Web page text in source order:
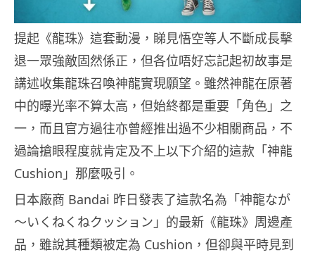
提起《龍珠》這套動漫，睇見悟空等人不斷成長擊
退一眾強敵固然係正，但各位唔好忘記起初故事是
講述收集龍珠召喚神龍實現願望。雖然神龍在原著
中的曝光率不算太高，但始終都是重要「角色」之
一，而且官方過往亦曾經推出過不少相關商品，不
過論搶眼程度就肯定及不上以下介紹的這款「神龍
Cushion」那麼吸引。
日本廠商 Bandai 昨日發表了這款名為「神龍なが
～いくねくねクッション」的最新《龍珠》周邊產
品，雖說其種類被定為 Cushion，但卻與平時見到